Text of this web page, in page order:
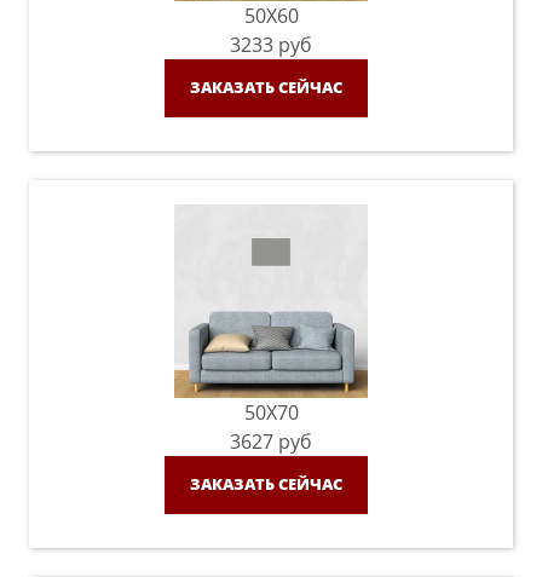
50X60
3233 руб
ЗАКАЗАТЬ СЕЙЧАС
50X70
3627 руб
ЗАКАЗАТЬ СЕЙЧАС